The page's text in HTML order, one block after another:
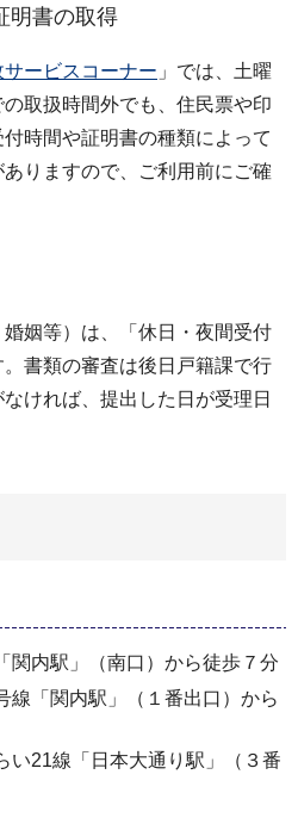
明書の取得
サービスコーナー 」では、土曜
取扱時間外でも、住民票や印
時間や証明書の種類によって
りますので、ご利用前にご確
姻等）は、「休日・夜間受付
書類の審査は後日戸籍課で行
ければ、提出した日が受理日
関内駅」（南口）から徒歩７分
線「関内駅」（１番出口）から
い21線「日本大通り駅」（３番